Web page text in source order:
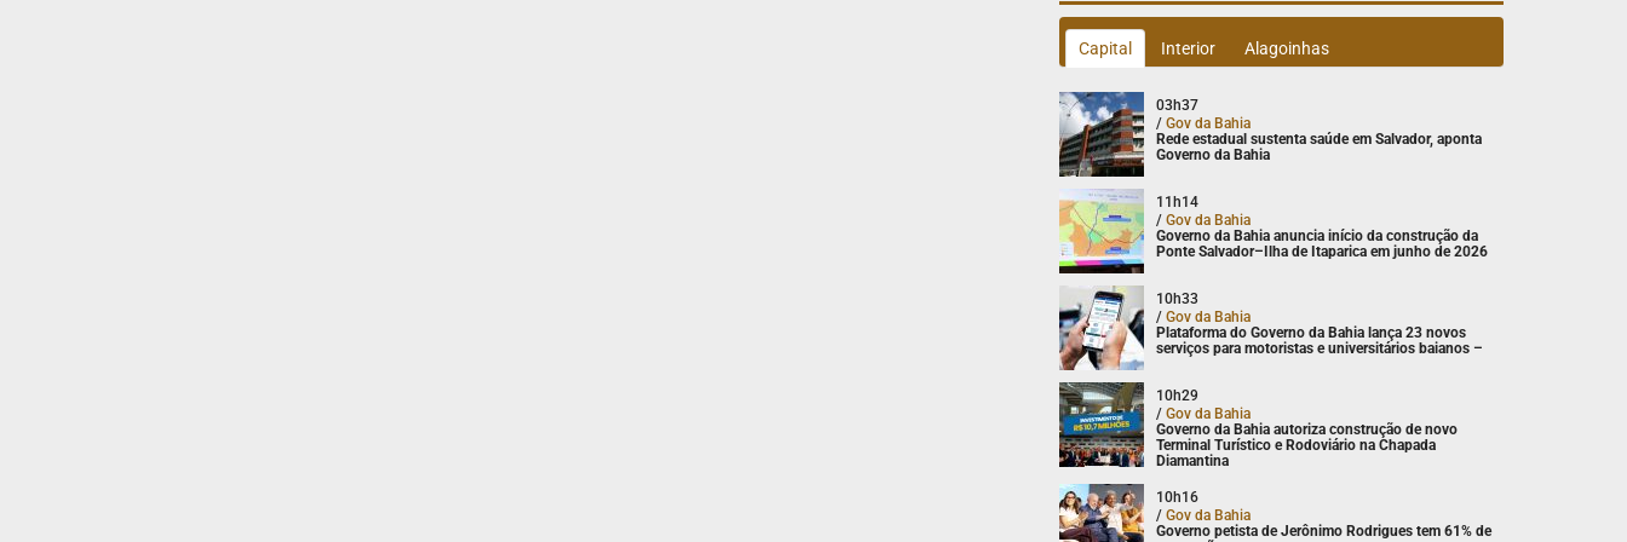
Capital Interior Alagoinhas
03h37
/Gov da Bahia
Rede estadual sustenta saúde em Salvador, aponta
Governo da Bahia
11h14
/Gov da Bahia
Governo da Bahia anuncia início da construção da
Ponte Salvador–Ilha de Itaparica em junho de 2026
10h33
/Gov da Bahia
Plataforma do Governo da Bahia lança 23 novos
serviços para motoristas e universitários baianos –
10h29
/Gov da Bahia
Governo da Bahia autoriza construção de novo
Terminal Turístico e Rodoviário na Chapada
Diamantina
10h16
/Gov da Bahia
Governo petista de Jerônimo Rodrigues tem 61% de